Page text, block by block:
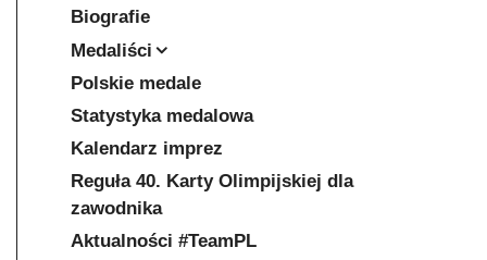
Biografie
Medaliści
Polskie medale
Statystyka medalowa
Kalendarz imprez
Reguła 40. Karty Olimpijskiej dla
zawodnika
Aktualności #TeamPL